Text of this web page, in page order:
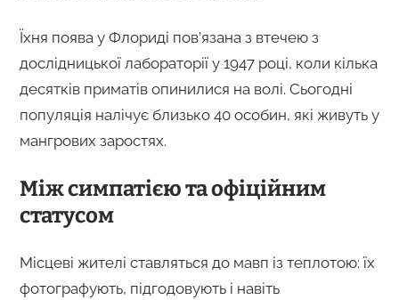
Їхня поява у Флориді пов’язана з втечею з
дослідницької лабораторії у 1947 році, коли кілька
десятків приматів опинилися на волі. Сьогодні
популяція налічує близько 40 особин, які живуть у
мангрових заростях.
Між симпатією та офіційним
статусом
Місцеві жителі ставляться до мавп із теплотою: їх
фотографують, підгодовують і навіть